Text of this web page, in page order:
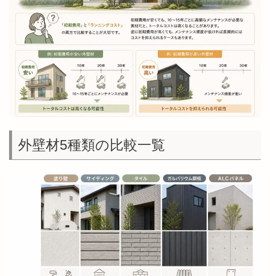
外壁材5種類の比較一覧